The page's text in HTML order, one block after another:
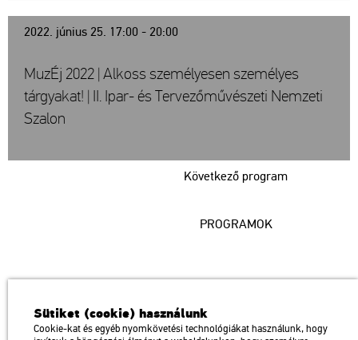
2022. június 25. 17:00 - 20:00
Következő program
MuzÉj 2022 | Alkoss személyesen személyes
tárgyakat! | II. Ipar- és Tervezőművészeti Nemzeti
Szalon
PROGRAMOK
a Magyar Művészeti Akadémia intézménye
Sütiket (cookie) használunk
Cookie-kat és egyéb nyomkövetési technológiákat használunk, hogy